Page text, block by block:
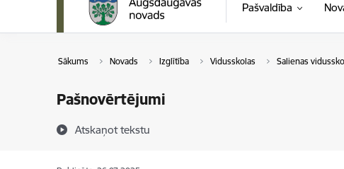
Pašvaldība
Sākums Novads Izglītība Vidusskolas Salienas
Pašnovērtējumi
Atskaņot tekstu